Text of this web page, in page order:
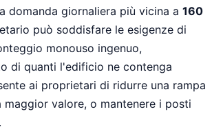
domanda giornaliera più vicina a 160
può soddisfare le esigenze di
monouso ingenuo,
di quanti l'edificio ne contenga
ai proprietari di ridurre una rampa
valore, o mantenere i posti